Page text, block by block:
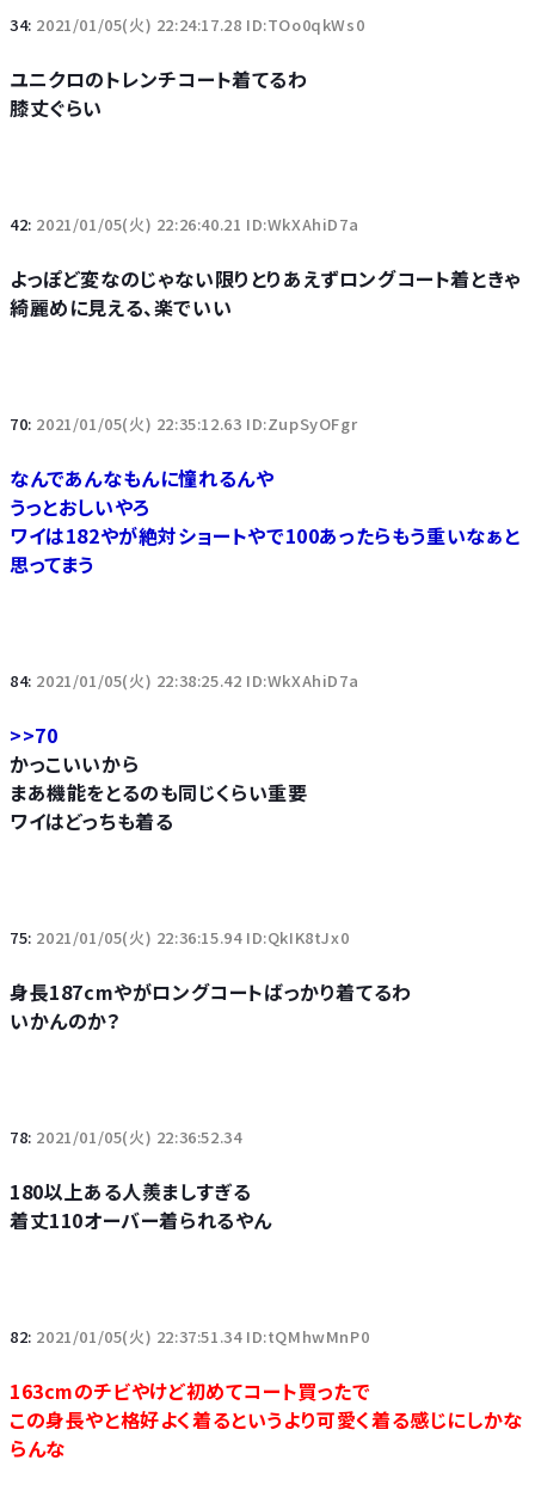
34: 2021/01/05(火) 22:24:17.28 ID:TOo0qkWs0
ユニクロのトレンチコート着てるわ
膝丈ぐらい
42: 2021/01/05(火) 22:26:40.21 ID:WkXAhiD7a
よっぽど変なのじゃない限りとりあえずロングコート着ときゃ
綺麗めに見える、楽でいい
70: 2021/01/05(火) 22:35:12.63 ID:ZupSyOFgr
なんであんなもんに憧れるんや
うっとおしいやろ
ワイは182やが絶対ショートやで100あったらもう重いなぁと
思ってまう
84: 2021/01/05(火) 22:38:25.42 ID:WkXAhiD7a
>>70
かっこいいから
まあ機能をとるのも同じくらい重要
ワイはどっちも着る
75: 2021/01/05(火) 22:36:15.94 ID:QkIK8tJx0
身長187cmやがロングコートばっかり着てるわ
いかんのか？
78: 2021/01/05(火) 22:36:52.34
180以上ある人羨ましすぎる
着丈110オーバー着られるやん
82: 2021/01/05(火) 22:37:51.34 ID:tQMhwMnP0
163cmのチビやけど初めてコート買ったで
この身長やと格好よく着るというより可愛く着る感じにしかな
らんな